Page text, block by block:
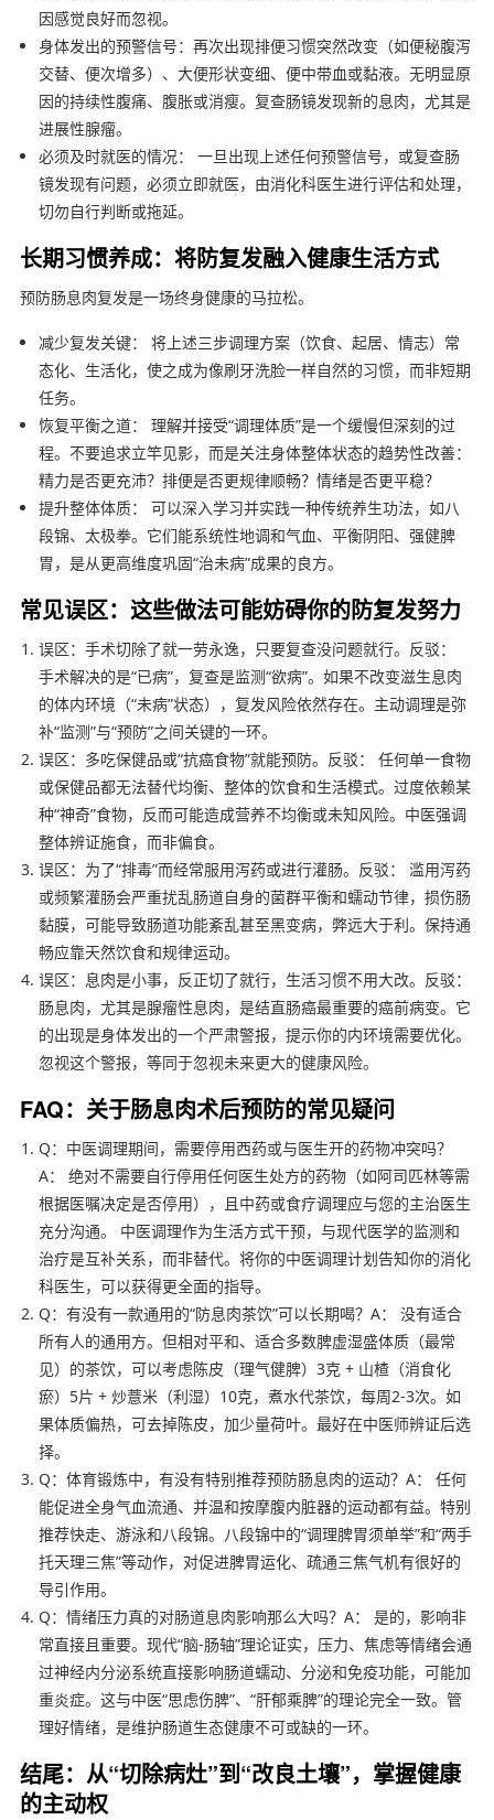
因感觉良好而忽视。
身体发出的预警信号：再次出现排便习惯突然改变（如便秘腹泻
交替、便次增多）、大便形状变细、便中带血或黏液。无明显原
因的持续性腹痛、腹胀或消瘦。复查肠镜发现新的息肉，尤其是
进展性腺瘤。
必须及时就医的情况： 一旦出现上述任何预警信号，或复查肠
镜发现有问题，必须立即就医，由消化科医生进行评估和处理，
切勿自行判断或拖延。
长期习惯养成：将防复发融入健康生活方式
预防肠息肉复发是一场终身健康的马拉松。
减少复发关键： 将上述三步调理方案（饮食、起居、情志）常
态化、生活化，使之成为像刷牙洗脸一样自然的习惯，而非短期
任务。
恢复平衡之道： 理解并接受“调理体质”是一个缓慢但深刻的过
程。不要追求立竿见影，而是关注身体整体状态的趋势性改善：
精力是否更充沛？排便是否更规律顺畅？情绪是否更平稳？
提升整体体质： 可以深入学习并实践一种传统养生功法，如八
段锦、太极拳。它们能系统性地调和气血、平衡阴阳、强健脾
胃，是从更高维度巩固“治未病”成果的良方。
常见误区：这些做法可能妨碍你的防复发努力
误区：手术切除了就一劳永逸，只要复查没问题就行。反驳：
手术解决的是“已病”，复查是监测“欲病”。如果不改变滋生息肉
的体内环境（“未病”状态），复发风险依然存在。主动调理是弥
补“监测”与“预防”之间关键的一环。
误区：多吃保健品或“抗癌食物”就能预防。反驳： 任何单一食物
或保健品都无法替代均衡、整体的饮食和生活模式。过度依赖某
种“神奇”食物，反而可能造成营养不均衡或未知风险。中医强调
整体辨证施食，而非偏食。
误区：为了“排毒”而经常服用泻药或进行灌肠。反驳： 滥用泻药
或频繁灌肠会严重扰乱肠道自身的菌群平衡和蠕动节律，损伤肠
黏膜，可能导致肠道功能紊乱甚至黑变病，弊远大于利。保持通
畅应靠天然饮食和规律运动。
误区：息肉是小事，反正切了就行，生活习惯不用大改。反驳：
肠息肉，尤其是腺瘤性息肉，是结直肠癌最重要的癌前病变。它
的出现是身体发出的一个严肃警报，提示你的内环境需要优化。
忽视这个警报，等同于忽视未来更大的健康风险。
FAQ：关于肠息肉术后预防的常见疑问
Q：中医调理期间，需要停用西药或与医生开的药物冲突吗？
A： 绝对不需要自行停用任何医生处方的药物（如阿司匹林等需
根据医嘱决定是否停用），且中药或食疗调理应与您的主治医生
充分沟通。 中医调理作为生活方式干预，与现代医学的监测和
治疗是互补关系，而非替代。将你的中医调理计划告知你的消化
科医生，可以获得更全面的指导。
Q：有没有一款通用的“防息肉茶饮”可以长期喝？A： 没有适合
所有人的通用方。但相对平和、适合多数脾虚湿盛体质（最常
见）的茶饮，可以考虑陈皮（理气健脾）3克 + 山楂（消食化
瘀）5片 + 炒薏米（利湿）10克，煮水代茶饮，每周2-3次。如
果体质偏热，可去掉陈皮，加少量荷叶。最好在中医师辨证后选
择。
Q：体育锻炼中，有没有特别推荐预防肠息肉的运动？A： 任何
能促进全身气血流通、并温和按摩腹内脏器的运动都有益。特别
推荐快走、游泳和八段锦。八段锦中的“调理脾胃须单举”和“两手
托天理三焦”等动作，对促进脾胃运化、疏通三焦气机有很好的
导引作用。
Q：情绪压力真的对肠道息肉影响那么大吗？A： 是的，影响非
常直接且重要。现代“脑-肠轴”理论证实，压力、焦虑等情绪会通
过神经内分泌系统直接影响肠道蠕动、分泌和免疫功能，可能加
重炎症。这与中医“思虑伤脾”、“肝郁乘脾”的理论完全一致。管
理好情绪，是维护肠道生态健康不可或缺的一环。
结尾：从“切除病灶”到“改良土壤”，掌握健康
的主动权